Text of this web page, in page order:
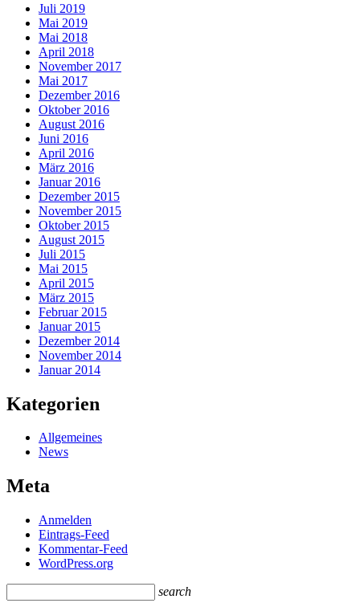
Juli 2019
Mai 2019
Mai 2018
April 2018
November 2017
Mai 2017
Dezember 2016
Oktober 2016
August 2016
Juni 2016
April 2016
März 2016
Januar 2016
Dezember 2015
November 2015
Oktober 2015
August 2015
Juli 2015
Mai 2015
April 2015
März 2015
Februar 2015
Januar 2015
Dezember 2014
November 2014
Januar 2014
Kategorien
Allgemeines
News
Meta
Anmelden
Eintrags-Feed
Kommentar-Feed
WordPress.org
search